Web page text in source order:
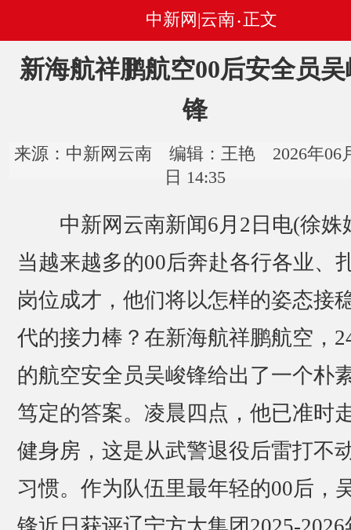
中新网|云南 • 正文
新海航祥鹏航空00后安全员
锋
来源：中新网云南 编辑：王艳 2026年06
日 14:35
中新网云南新闻6月2日电(徐姝
当越来越多的00后奔赴各行各业、
岗位成才，他们将以怎样的姿态接
代的接力棒？在新海航祥鹏航空，
的航空安全员吴峻锋给出了一个朴
笃定的答案。凌晨四点，他已准时
健身房，这是从武警退役后雷打不
习惯。作为队伍里最年轻的00后，